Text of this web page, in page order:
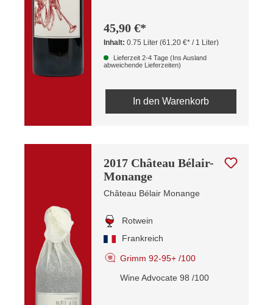
45,90 €*
Inhalt:0.75 Liter(61,20 €* / 1 Liter)
Lieferzeit 2-4 Tage (Ins Ausland
abweichende Lieferzeiten)
In den Warenkorb
2017 Château Bélair-
Monange
Château Bélair Monange
Rotwein
Frankreich
Grimm 92-95+ /100
Wine Advocate 98 /100